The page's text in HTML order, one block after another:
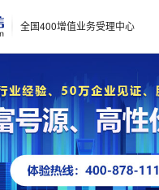
全国400增值业务受理中心